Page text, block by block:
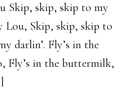
Skip, skip, skip to my
Lou, Skip, skip, skip to
darlin’. Fly’s in the
Fly’s in the buttermilk,